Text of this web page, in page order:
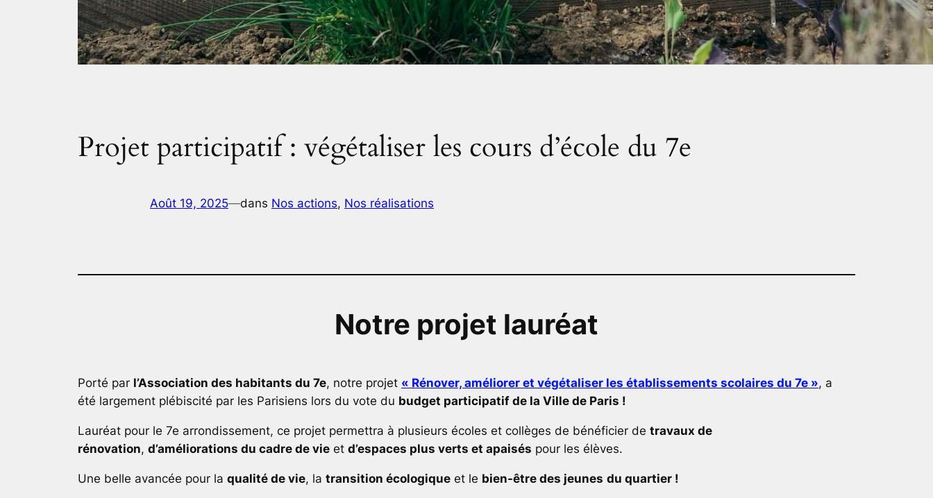
Projet participatif : végétaliser les cours d’école du 7e
Août 19, 2025—dans Nos actions, Nos réalisations
Notre projet lauréat
Porté par l’Association des habitants du 7e, notre projet « Rénover, améliorer et végétaliser les établissements scolaires du 7e », a
été largement plébiscité par les Parisiens lors du vote du budget participatif de la Ville de Paris !
Lauréat pour le 7e arrondissement, ce projet permettra à plusieurs écoles et collèges de bénéficier de travaux de
rénovation, d’améliorations du cadre de vie et d’espaces plus verts et apaisés pour les élèves.
Une belle avancée pour la qualité de vie, la transition écologique et le bien-être des jeunes du quartier !